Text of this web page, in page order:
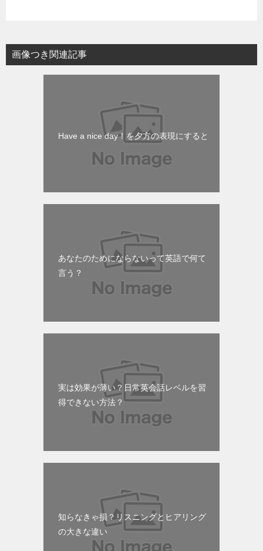
画像つき関連記事
Have a nice day！を夕方の表現にすると
あなたのためにならないって英語で何て
言う？
実は効果が薄い？日常英会話レベルを習
得できない方法？
知らなきゃ損？リスニングとヒアリング
の大きな違い